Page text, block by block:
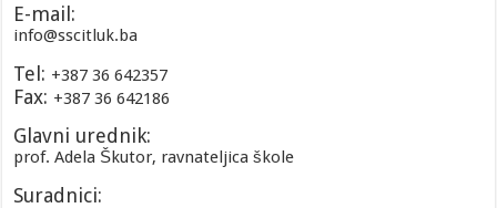
E-mail:
info@sscitluk.ba
Tel: +387 36 642357
Fax: +387 36 642186
Glavni urednik:
prof. Adela Škutor, ravnateljica škole
Suradnici: